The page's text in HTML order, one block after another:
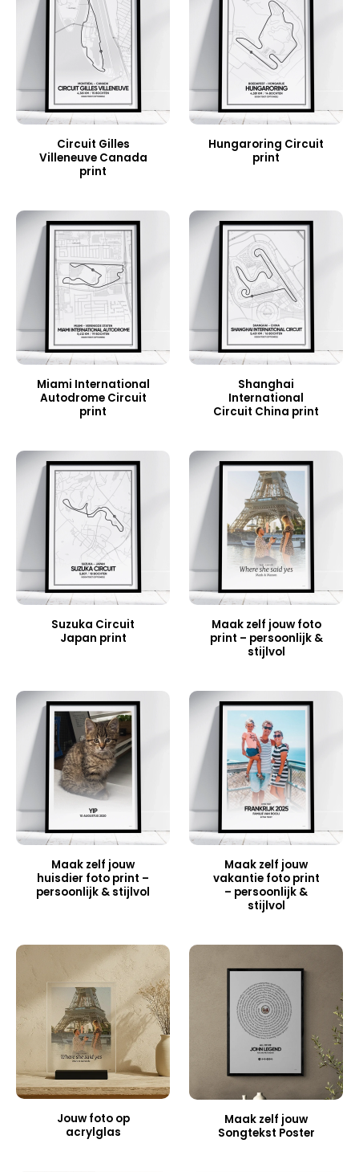
Circuit Gilles
Villeneuve Canada
print
Hungaroring Circuit
print
Miami International
Autodrome Circuit
print
Shanghai
International
Circuit China print
Suzuka Circuit
Japan print
Maak zelf jouw foto
print – persoonlijk &
stijlvol
Maak zelf jouw
huisdier foto print –
persoonlijk & stijlvol
Maak zelf jouw
vakantie foto print
– persoonlijk &
stijlvol
Jouw foto op
acrylglas
Maak zelf jouw
Songtekst Poster